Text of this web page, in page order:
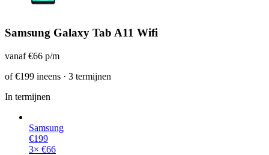
Samsung Galaxy Tab A11 Wifi
vanaf€66 p/m
of€199 ineens · 3 termijnen
In termijnen
Samsung
€199
3× €66